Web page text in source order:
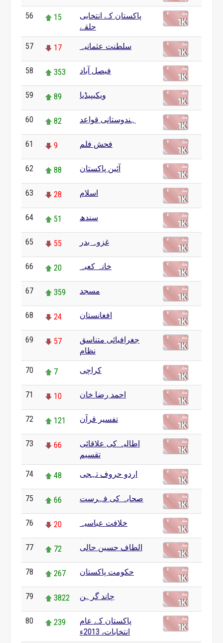
56 15
پاکستان کے انتخابی
حلقے
57 17 سلطنت عثمانیہ
58 353 فیصل آباد
59 89 ویکیپیڈیا
60 82 ہندوستانی قواعد
61 9 فحش فلم
62 88 آئین پاکستان
63 28 اسلام
64 51 سندھ
65 55 غزوہ بدر
66 20 خانہ کعبہ
67 359 مسجد
68 24 افغانستان
69 57
جغرافیائی متناسق
نظام
70 7 کراچی
71 10 احمد رضا خان
72 121 تفسیر قرآن
73 66
اطالیہ کی علاقائی
تقسیم
74 48 اردو حروف تہجی
75 66 صحابہ کی فہرست
76 20 خلافت عباسیہ
77 72 الطاف حسین حالی
78 267 حکومت پاکستان
79 3822 چاند گرہن
80 239
پاکستان کے عام
انتخابات، 2013ء